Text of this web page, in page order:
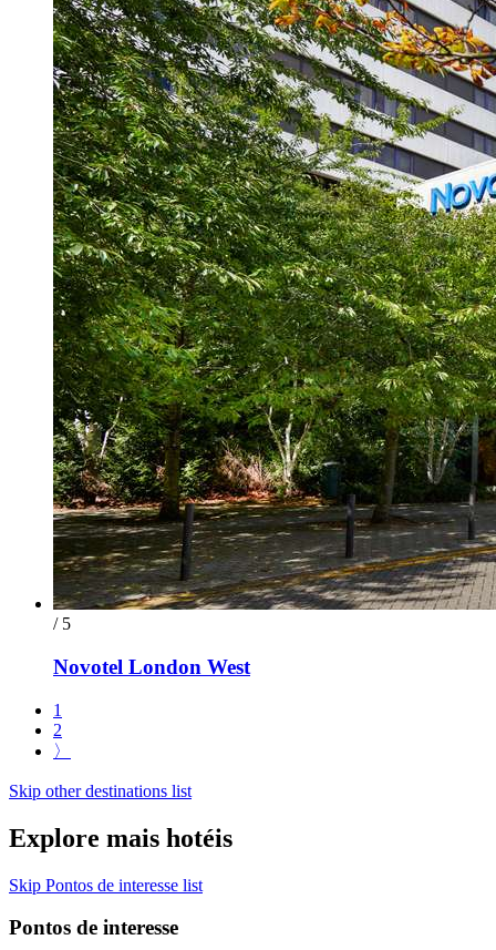
/ 5
Novotel London West
1
2
〉
Skip other destinations list
Explore mais hotéis
Skip Pontos de interesse list
Pontos de interesse